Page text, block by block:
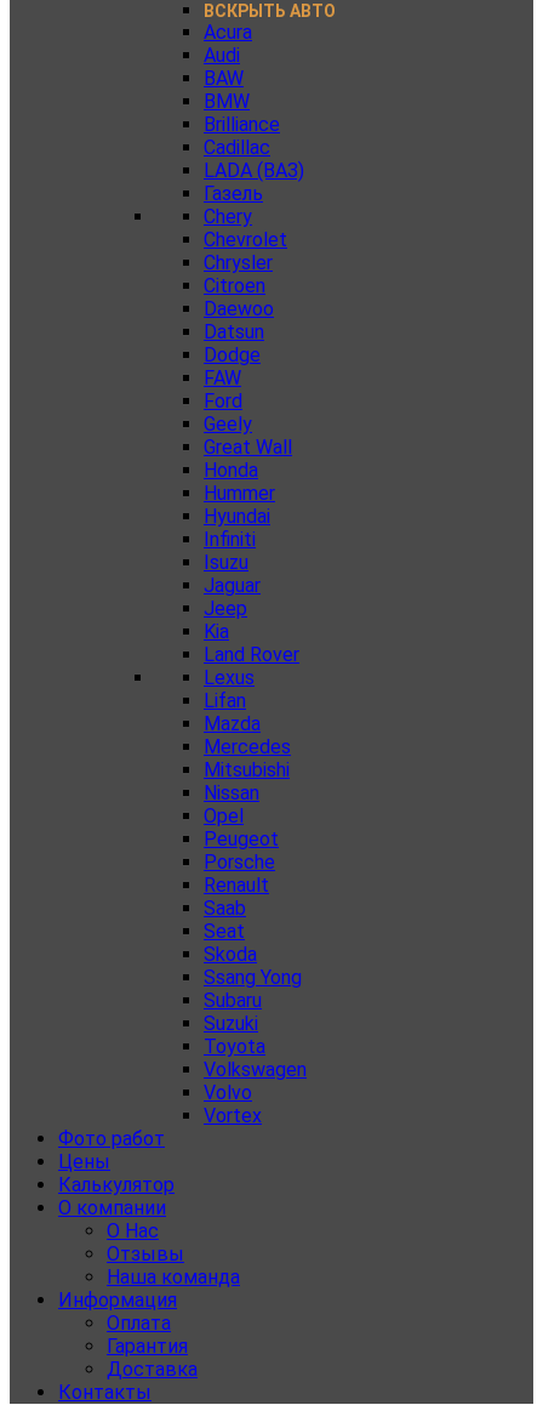
ВСКРЫТЬ АВТО
Acura
Audi
BAW
BMW
Brilliance
Cadillac
LADA (ВАЗ)
Газель
Chery
Chevrolet
Chrysler
Citroen
Daewoo
Datsun
Dodge
FAW
Ford
Geely
Great Wall
Honda
Hummer
Hyundai
Infiniti
Isuzu
Jaguar
Jeep
Kia
Land Rover
Lexus
Lifan
Mazda
Mercedes
Mitsubishi
Nissan
Opel
Peugeot
Porsche
Renault
Saab
Seat
Skoda
Ssang Yong
Subaru
Suzuki
Toyota
Volkswagen
Volvo
Vortex
Фото работ
Цены
Калькулятор
О компании
О Нас
Отзывы
Наша команда
Информация
Оплата
Гарантия
Доставка
Контакты